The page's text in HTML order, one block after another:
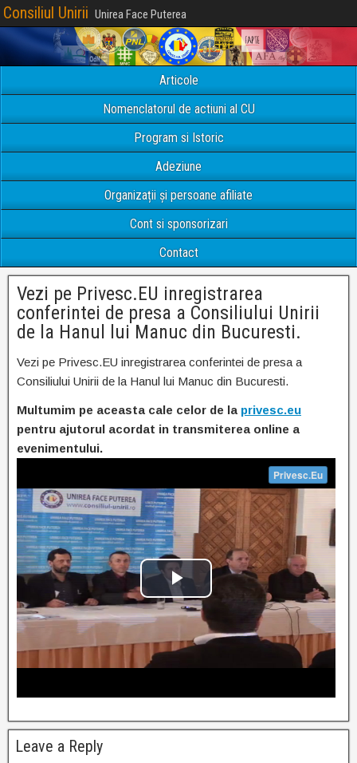
Consiliul Unirii Unirea Face Puterea
Articole
Nomenclatorul de actiuni al CU
Program si Istoric
Adeziune
Organizații și persoane afiliate
Cont si sponsorizari
Contact
Vezi pe Privesc.EU inregistrarea
conferintei de presa a Consiliului Unirii
de la Hanul lui Manuc din Bucuresti.
Vezi pe Privesc.EU inregistrarea conferintei de presa a
Consiliului Unirii de la Hanul lui Manuc din Bucuresti.
Multumim pe aceasta cale celor de la privesc.eu
pentru ajutorul acordat in transmiterea online a
evenimentului.
Leave a Reply